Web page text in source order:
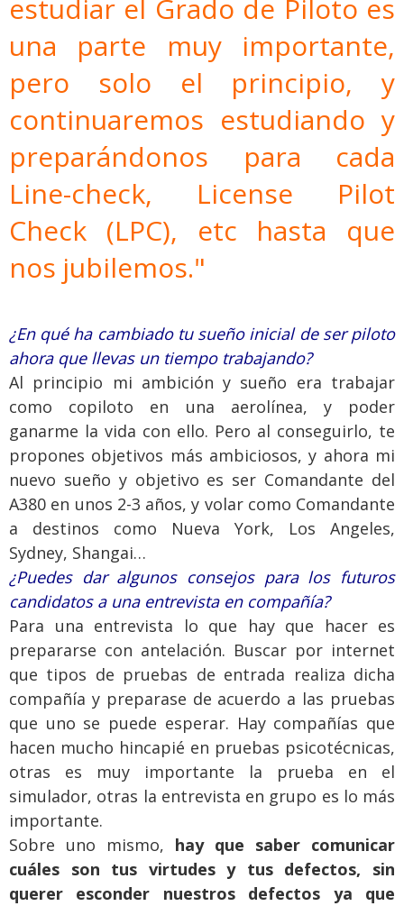
estudiar el Grado de Piloto es
una parte muy importante,
pero solo el principio, y
continuaremos estudiando y
preparándonos para cada
Line-check, License Pilot
Check (LPC), etc hasta que
nos jubilemos."
¿En qué ha cambiado tu sueño inicial de ser piloto
ahora que llevas un tiempo trabajando?
Al principio mi ambición y sueño era trabajar
como copiloto en una aerolínea, y poder
ganarme la vida con ello. Pero al conseguirlo, te
propones objetivos más ambiciosos, y ahora mi
nuevo sueño y objetivo es ser Comandante del
A380 en unos 2-3 años, y volar como Comandante
a destinos como Nueva York, Los Angeles,
Sydney, Shangai…
¿Puedes dar algunos consejos para los futuros
candidatos a una entrevista en compañía?
Para una entrevista lo que hay que hacer es
prepararse con antelación. Buscar por internet
que tipos de pruebas de entrada realiza dicha
compañía y preparase de acuerdo a las pruebas
que uno se puede esperar. Hay compañías que
hacen mucho hincapié en pruebas psicotécnicas,
otras es muy importante la prueba en el
simulador, otras la entrevista en grupo es lo más
importante.
Sobre uno mismo, hay que saber comunicar
cuáles son tus virtudes y tus defectos, sin
querer esconder nuestros defectos ya que